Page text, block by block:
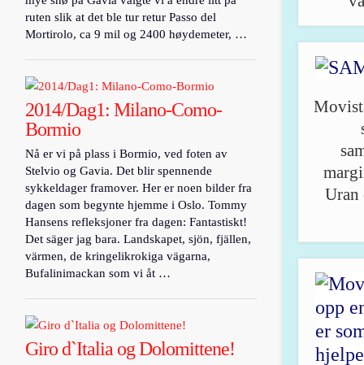
Uran
ruten slik at det ble tur retur Passo del
Mortirolo, ca 9 mil og 2400 høydemeter, …
2014/Dag1: Milano-Como-
Bormio
Nå er vi på plass i Bormio, ved foten av
Stelvio og Gavia. Det blir spennende
sykkeldager framover. Her er noen bilder fra
dagen som begynte hjemme i Oslo. Tommy
Hansens refleksjoner fra dagen: Fantastiskt!
Det säger jag bara. Landskapet, sjön, fjällen,
värmen, de kringelikrokiga vägarna,
Bufalinimackan som vi åt …
Giro d`Italia og Dolomittene!